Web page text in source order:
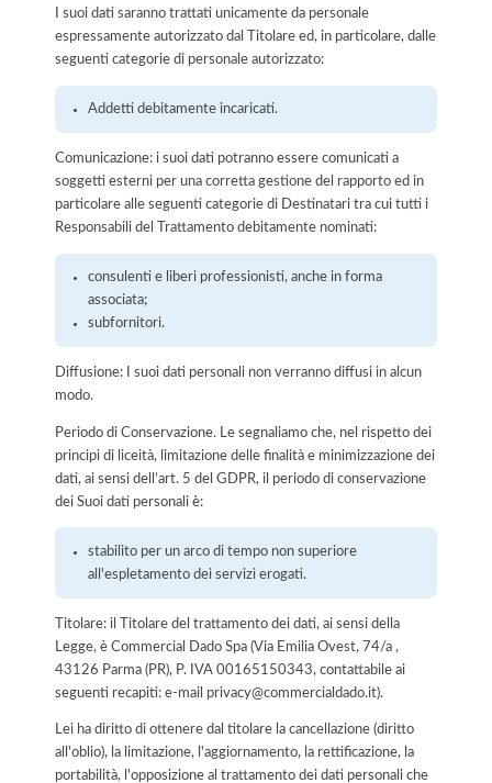
I suoi dati saranno trattati unicamente da personale
espressamente autorizzato dal Titolare ed, in particolare, dalle
seguenti categorie di personale autorizzato:
Addetti debitamente incaricati.
Comunicazione: i suoi dati potranno essere comunicati a
soggetti esterni per una corretta gestione del rapporto ed in
particolare alle seguenti categorie di Destinatari tra cui tutti i
Responsabili del Trattamento debitamente nominati:
consulenti e liberi professionisti, anche in forma
associata;
subfornitori.
Diffusione: I suoi dati personali non verranno diffusi in alcun
modo.
Periodo di Conservazione. Le segnaliamo che, nel rispetto dei
principi di liceità, limitazione delle finalità e minimizzazione dei
dati, ai sensi dell’art. 5 del GDPR, il periodo di conservazione
dei Suoi dati personali è:
stabilito per un arco di tempo non superiore
all'espletamento dei servizi erogati.
Titolare: il Titolare del trattamento dei dati, ai sensi della
Legge, è Commercial Dado Spa (Via Emilia Ovest, 74/a ,
43126 Parma (PR), P. IVA 00165150343, contattabile ai
seguenti recapiti: e-mail privacy@commercialdado.it).
Lei ha diritto di ottenere dal titolare la cancellazione (diritto
all'oblio), la limitazione, l'aggiornamento, la rettificazione, la
portabilità, l'opposizione al trattamento dei dati personali che